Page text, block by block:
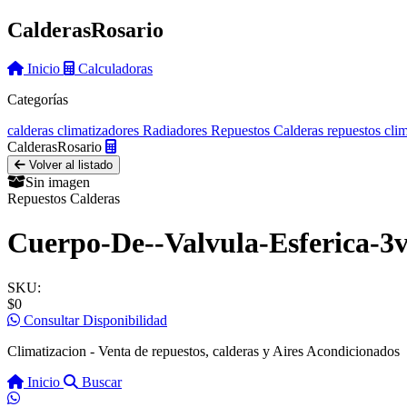
CalderasRosario
Inicio
Calculadoras
Categorías
calderas climatizadores Radiadores Repuestos Calderas repuestos
CalderasRosario
Volver al listado
Sin imagen
Repuestos Calderas
Cuerpo-De--Valvula-Esferica-
SKU:
$0
Consultar Disponibilidad
Climatizacion - Venta de repuestos, calderas y Aires Acondicionados
Inicio
Buscar